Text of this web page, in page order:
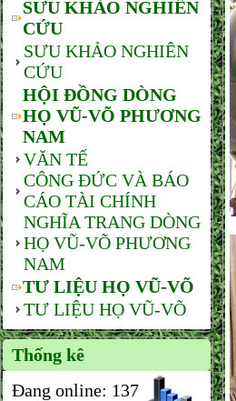
SƯU KHẢO NGHIÊN
CỨU
SƯU KHẢO NGHIÊN
CỨU
HỘI ĐỒNG DÒNG
HỌ VŨ-VÕ PHƯƠNG
NAM
VĂN TẾ
CÔNG ĐỨC VÀ BÁO
CÁO TÀI CHÍNH
NGHĨA TRANG DÒNG
HỌ VŨ-VÕ PHƯƠNG
NAM
TƯ LIỆU HỌ VŨ-VÕ
TƯ LIỆU HỌ VŨ-VÕ
Thống kê
Đang online: 137